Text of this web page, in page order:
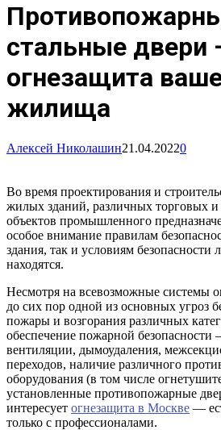
стальные двери
огнезащита
жилища
Алексей Николашин21.04.20220
Во время проектирования и
жилых зданий, различных торговых и
объектов промышленного
особое внимание правилам
здания, так и условиям безопасности
находятся.
Несмотря на всевозможные системы
до сих пор одной из основных угроз
пожары и возгорания различных
обеспечение пожарной безопасности
вентиляции, дымоудаления,
переходов, наличие различного
оборудования (в том числе
установленные противопожарные
интересует огнезащита в Москве —
только с профессионалами.